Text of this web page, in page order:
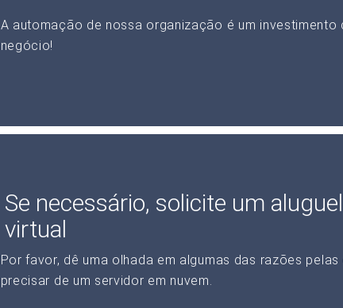
A automação de nossa organização é um
negócio!
Se necessário, solicite um
virtual
Por favor, dê uma olhada em algumas das razões
precisar de um servidor em nuvem.